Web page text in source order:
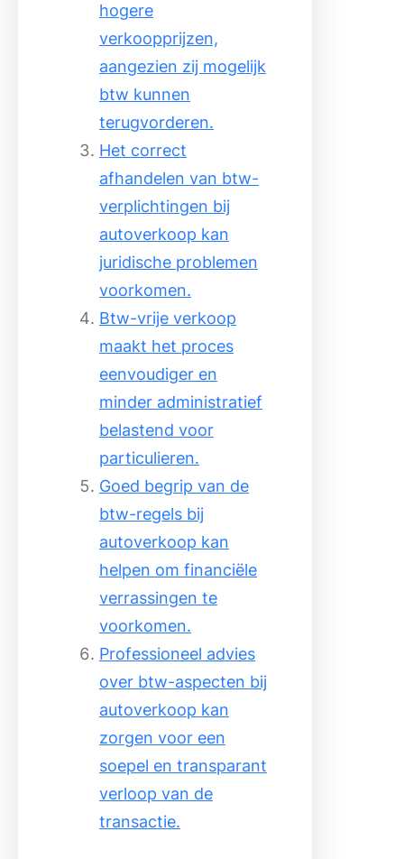
hogere
verkoopprijzen,
aangezien zij mogelijk
btw kunnen
terugvorderen.
Het correct
afhandelen van btw-
verplichtingen bij
autoverkoop kan
juridische problemen
voorkomen.
Btw-vrije verkoop
maakt het proces
eenvoudiger en
minder administratief
belastend voor
particulieren.
Goed begrip van de
btw-regels bij
autoverkoop kan
helpen om financiële
verrassingen te
voorkomen.
Professioneel advies
over btw-aspecten bij
autoverkoop kan
zorgen voor een
soepel en transparant
verloop van de
transactie.